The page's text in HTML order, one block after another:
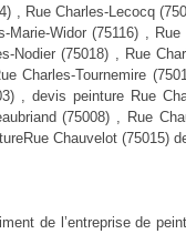
, Rue Charles-Lecocq
Marie-Widor (75116) ,
Nodier (75018) , Rue
Charles-Tournemire
, devis peinture Rue
(75008) , Rue
Chauvelot (75015)
de l’entreprise de